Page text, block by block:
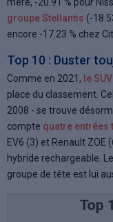
groupe Stellantis (-
encore -17.23 % chez
Top 10 : Duster
Comme en 2021, le
place du classement.
2008 - se trouve
compte quatre entrées
EV6 (3) et Renault ZOE
hybride rechargeable.
groupe de tête est lui